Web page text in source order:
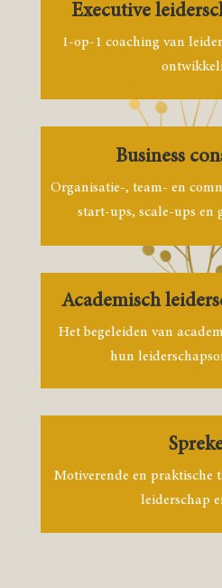
Executive
1-op-1 coaching van
Business
Organisatie-, team- en
start-ups, scale-ups en
Academisch
Het begeleiden van
hun
Motiverende en praktische
leiderschap